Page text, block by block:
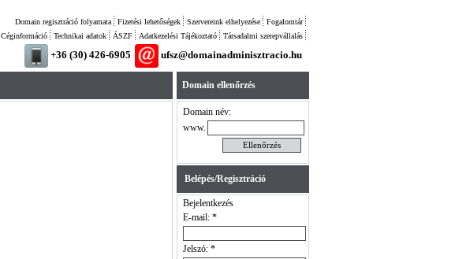
Fogalomtár
Szervereink elhelyezése
Fizetési lehetőségek
Domain regisztráció folyamata
Társadalmi szerepvállalás
Adatkezelési Tájékoztató
ÁSZF
Technikai adatok
Céginformáció
+36 (30) 426-6905 ufsz@domainadminisztracio.hu
Domain ellenőrzés
Domain név:
www.
Belépés/Regisztráció
Bejelentkezés
E-mail: *
Jelszó: *